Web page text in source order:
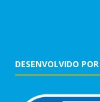
DESENVOLVIDO